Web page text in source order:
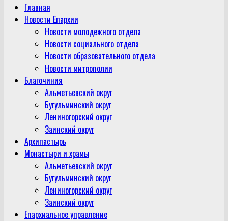
Главная
Новости Епархии
Новости молодежного отдела
Новости социального отдела
Новости образовательного отдела
Новости митрополии
Благочиния
Альметьевский округ
Бугульминский округ
Лениногорский округ
Заинский округ
Архипастырь
Монастыри и храмы
Альметьевский округ
Бугульминский округ
Лениногорский округ
Заинский округ
Епархиальное управление